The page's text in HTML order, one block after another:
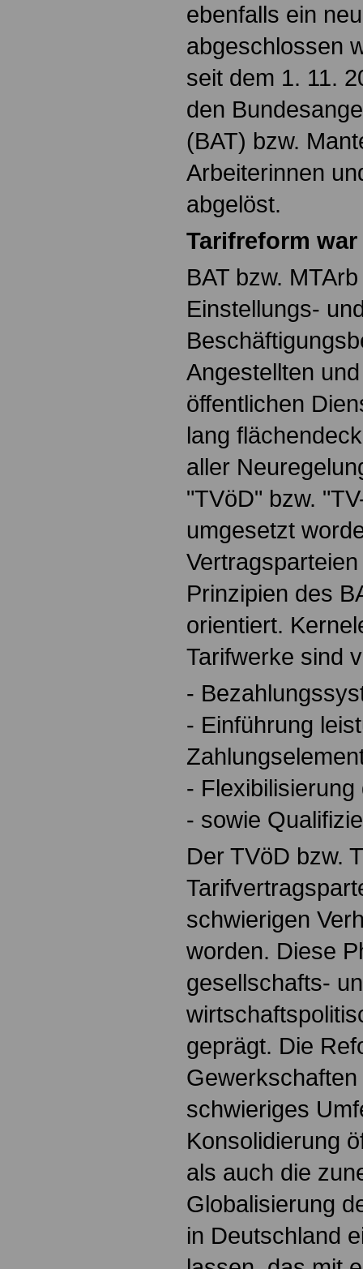
ebenfalls ein
abgeschlossen
seit dem 1. 11.
den
(BAT) bzw.
Arbeiterinnen
abgelöst.
Tarifreform
BAT bzw.
Einstellungs-
Angestellten
öffentlichen
lang
aller
"TVöD" bzw.
umgesetzt
Prinzipien des
orientiert.
Tarifwerke sind
-
- Einführung
-
- sowie
Der TVöD bzw.
schwierigen
worden. Diese
gesellschafts-
geprägt. Die
schwieriges
Konsolidierung
als auch die
Globalisierung
in Deutschland